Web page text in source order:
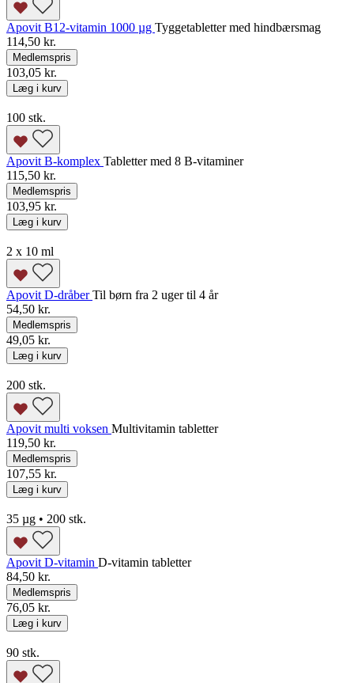
Apovit B12-vitamin 1000 µg Tyggetabletter med hindbærsmag
114,50 kr.
Medlemspris
103,05 kr.
Læg i kurv
100 stk.
Apovit B-komplex Tabletter med 8 B-vitaminer
115,50 kr.
Medlemspris
103,95 kr.
Læg i kurv
2 x 10 ml
Apovit D-dråberTil børn fra 2 uger til 4 år
54,50 kr.
Medlemspris
49,05 kr.
Læg i kurv
200 stk.
Apovit multi voksen Multivitamin tabletter
119,50 kr.
Medlemspris
107,55 kr.
Læg i kurv
35 µg • 200 stk.
Apovit D-vitamin D-vitamin tabletter
84,50 kr.
Medlemspris
76,05 kr.
Læg i kurv
90 stk.